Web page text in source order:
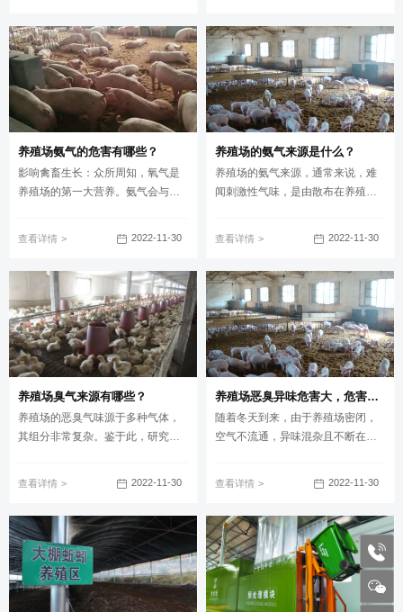
生。
臭气无所遁形！
养殖场氨气的危害有哪些？
影响禽畜生长：众所周知，氧气是
养殖场的第一大营养。氨气会与氧
导致禽畜生长缓慢。
查看详情 2022-11-30
养殖场的氨气来源是什么？
养殖场的氨气来源，通常来说，难
闻刺激性气味，是由散布在养殖舍
查看详情 2022-11-30
养殖场臭气来源有哪些？
养殖场的恶臭气味源于多种气体，
其组分非常复杂。鉴于此，研究者
可分为：
查看详情 2022-11-30
养殖场恶臭异味危害大，危害禽畜养殖生长
随着冬天到来，由于养殖场密闭，
空气不流通，异味混杂且不断在产
禽畜的免疫力。
查看详情 2022-11-30